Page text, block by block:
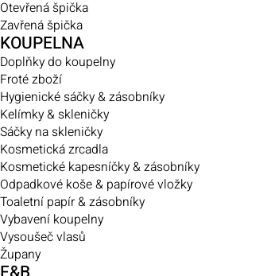
Otevřená špička
Zavřená špička
KOUPELNA
Doplňky do koupelny
Froté zboží
Hygienické sáčky & zásobníky
Kelímky & skleničky
Sáčky na skleničky
Kosmetická zrcadla
Kosmetické kapesníčky & zásobníky
Odpadkové koše & papírové vložky
Toaletní papír & zásobníky
Vybavení koupelny
Vysoušeč vlasů
Župany